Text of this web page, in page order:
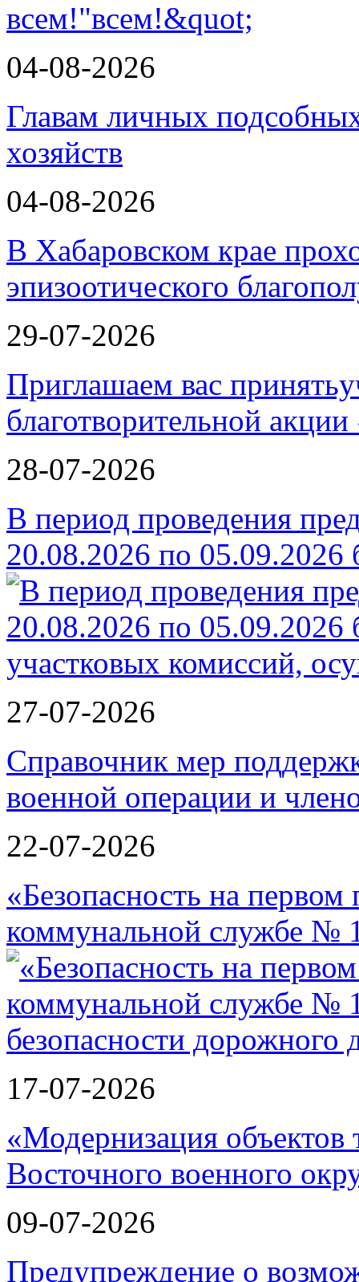
всем!"
04-08-2026
Главам личных
хозяйств
04-08-2026
В Хабаровском крае
эпизоотического
29-07-2026
Приглашаем вас
благотворительной
28-07-2026
В период проведения
20.08.2026 по 05.09.2026
27-07-2026
Справочник мер
военной операции и
22-07-2026
«Безопасность на
коммунальной службе №
17-07-2026
«Модернизация объектов
Восточного военного
09-07-2026
Предупреждение о